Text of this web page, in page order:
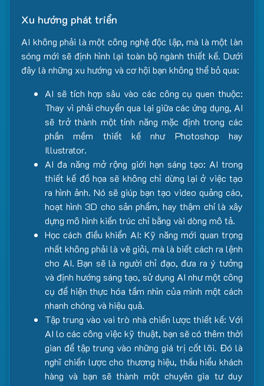
Xu hướng phát triển
AI không phải là một công nghệ độc lập, mà là một làn
sóng mới sẽ định hình lại toàn bộ ngành thiết kế. Dưới
đây là những xu hướng và cơ hội bạn không thể bỏ qua:
AI sẽ tích hợp sâu vào các công cụ quen thuộc:
Thay vì phải chuyển qua lại giữa các ứng dụng, AI
sẽ trở thành một tính năng mặc định trong các
phần mềm thiết kế như Photoshop hay
Illustrator.
AI đa năng mở rộng giới hạn sáng tạo: AI trong
thiết kế đồ họa sẽ không chỉ dừng lại ở việc tạo
ra hình ảnh. Nó sẽ giúp bạn tạo video quảng cáo,
hoạt hình 3D cho sản phẩm, hay thậm chí là xây
dựng mô hình kiến trúc chỉ bằng vài dòng mô tả.
Học cách điều khiển AI: Kỹ năng mới quan trọng
nhất không phải là vẽ giỏi, mà là biết cách ra lệnh
cho AI. Bạn sẽ là người chỉ đạo, đưa ra ý tưởng
và định hướng sáng tạo, sử dụng AI như một công
cụ để hiện thực hóa tầm nhìn của mình một cách
nhanh chóng và hiệu quả.
Tập trung vào vai trò nhà chiến lược thiết kế: Với
AI lo các công việc kỹ thuật, bạn sẽ có thêm thời
gian để tập trung vào những giá trị cốt lõi. Đó là
nghĩ chiến lược cho thương hiệu, thấu hiểu khách
hàng và bạn sẽ thành một chuyên gia tư duy